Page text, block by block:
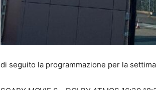
di seguito la programmazione per la